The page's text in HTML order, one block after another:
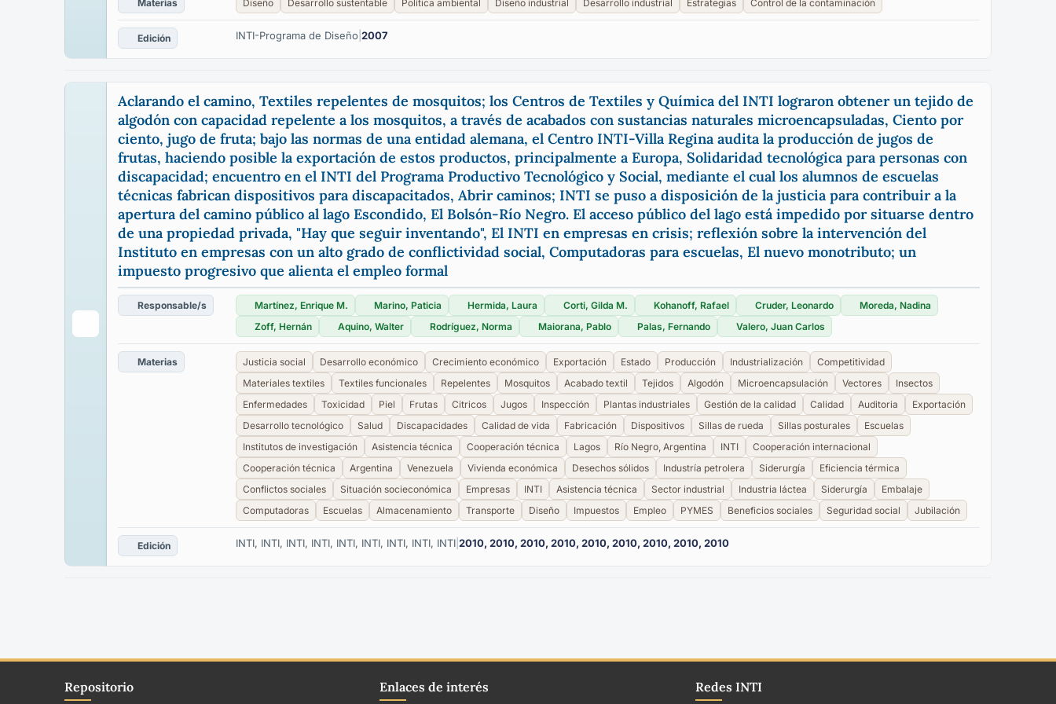
Materias Diseño Desarrollo sustentable Política ambiental Diseño industrial Desarrollo industrial Estrategias Control de la contaminación
Edición INTI-Programa de Diseño 2007
Aclarando el camino, Textiles repelentes de mosquitos; los Centros de Textiles y Química del INTI lograron obtener un tejido de
algodón con capacidad repelente a los mosquitos, a través de acabados con sustancias naturales microencapsuladas, Ciento por
ciento, jugo de fruta; bajo las normas de una entidad alemana, el Centro INTI-Villa Regina audita la producción de jugos de
frutas, haciendo posible la exportación de estos productos, principalmente a Europa, Solidaridad tecnológica para personas con
discapacidad; encuentro en el INTI del Programa Productivo Tecnológico y Social, mediante el cual los alumnos de escuelas
técnicas fabrican dispositivos para discapacitados, Abrir caminos; INTI se puso a disposición de la justicia para contribuir a la
apertura del camino público al lago Escondido, El Bolsón-Río Negro. El acceso público del lago está impedido por situarse dentro
de una propiedad privada, "Hay que seguir inventando", El INTI en empresas en crisis; reflexión sobre la intervención del
Instituto en empresas con un alto grado de conflictividad social, Computadoras para escuelas, El nuevo monotributo; un
impuesto progresivo que alienta el empleo formal
Responsable/s Martínez, Enrique M. Marino, Paticia Hermida, Laura Corti, Gilda M. Kohanoff, Rafael Cruder, Leonardo
Moreda, Nadina
Zoff, Hernán
Aquino, Walter Rodríguez, Norma Maiorana, Pablo Palas, Fernando Valero, Juan Carlos
Materias Justicia social Desarrollo económico Crecimiento económico Exportación Estado Producción Industrialización
Competitividad
Materiales textiles
Textiles funcionales Repelentes Mosquitos Acabado textil Tejidos Algodón Microencapsulación Vectores
Insectos
Enfermedades
Toxicidad Piel Frutas Citricos Jugos Inspección Plantas industriales Gestión de la calidad Calidad Auditoria
Exportación
Desarrollo tecnológico
Salud Discapacidades Calidad de vida Fabricación Dispositivos Sillas de rueda Sillas posturales
Escuelas
Institutos de investigación
Asistencia técnica Cooperación técnica Lagos Río Negro, Argentina INTI
Cooperación internacional
Cooperación técnica
Argentina Venezuela Vivienda económica Desechos sólidos Industría petrolera Siderurgía
Eficiencia térmica
Conflictos sociales
Situación socieconómica Empresas INTI Asistencia técnica Sector industrial Industria láctea Siderurgía
Embalaje
Computadoras
Escuelas Almacenamiento Transporte Diseño Impuestos Empleo PYMES Beneficios sociales Seguridad social Jubilación
Edición INTI, INTI, INTI, INTI, INTI, INTI, INTI, INTI, INTI 2010, 2010, 2010, 2010, 2010, 2010, 2010, 2010, 2010
Repositorio Enlaces de interés Redes INTI